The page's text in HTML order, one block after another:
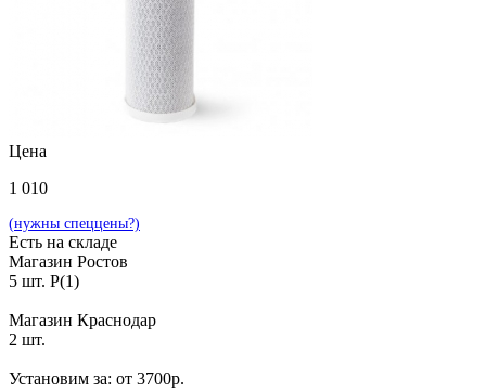
Цена
1 010
(нужны спеццены?)
Есть на складе
Магазин Ростов
5 шт. P(1)
Магазин Краснодар
2 шт.
Установим за: от 3700р.